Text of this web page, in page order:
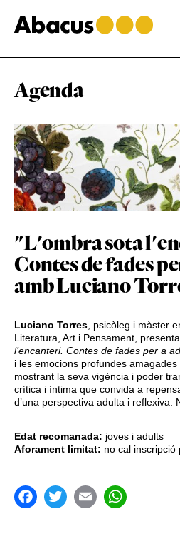
to
main
to
primary
to
footer
Agenda
"L'ombra sota
Contes de fades
amb Luciano
Luciano Torres, psicòleg i màster
Literatura, Art i Pensament,
l’encanteri. Contes de fades per a
i les emocions profundes
mostrant la seva vigència i poder
crítica i íntima que convida a
d’una perspectiva adulta i reflexiva.
Edat recomanada: joves i adults
Aforament limitat: no cal inscripció